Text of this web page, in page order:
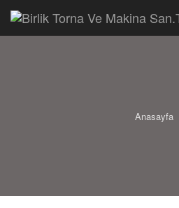
en
Anasayfa